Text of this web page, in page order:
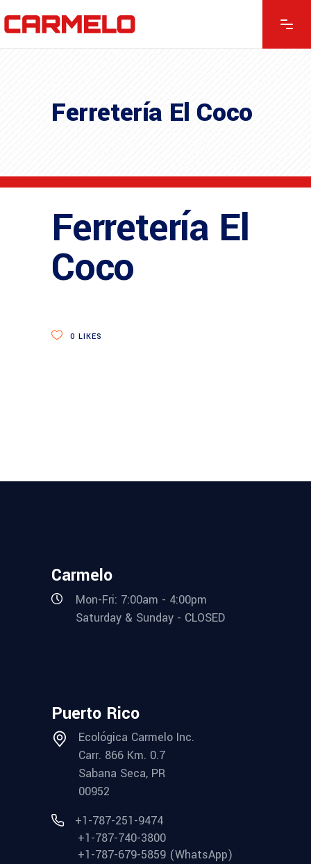
Ferretería El Coco
Ferretería El
Coco
0 LIKES
Carmelo
Mon-Fri: 7:00am - 4:00pm
Saturday & Sunday - CLOSED
Puerto Rico
Ecológica Carmelo Inc.
Carr. 866 Km. 0.7
Sabana Seca, PR
00952
+1-787-251-9474
+1-787-740-3800
+1-787-679-5859 (WhatsApp)